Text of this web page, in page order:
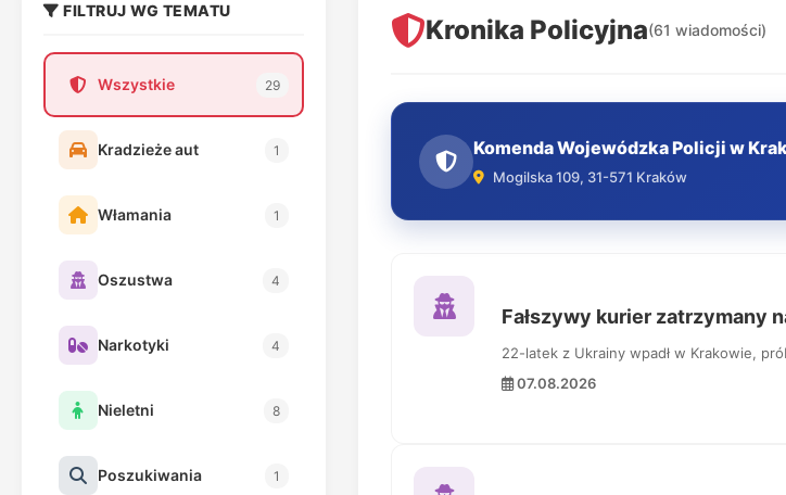
FILTRUJ WG TEMATU
Wszystkie 29
Kradzieże aut 1
Włamania 1
Oszustwa 4
Narkotyki 4
Nieletni 8
Poszukiwania 1
Kronika Policyjna(61 wiadomości)
Komenda Wojewódzka Policji w
Mogilska 109, 31-571 Kraków
Fałszywy kurier zatrzymany
22-latek z Ukrainy wpadł w Krakowie,
07.08.2026